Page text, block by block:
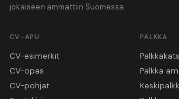
jokaiseen ammattiin Suomessa.
CV-APU
CV-esimerkit
CV-opas
CV-pohjat
PALKKA
Palkka